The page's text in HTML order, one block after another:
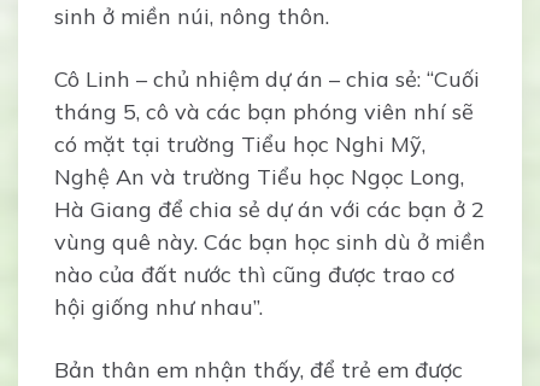
sinh ở miền núi, nông thôn.
Cô Linh – chủ nhiệm dự án – chia sẻ: “Cuối
tháng 5, cô và các bạn phóng viên nhí sẽ
có mặt tại trường Tiểu học Nghi Mỹ,
Nghệ An và trường Tiểu học Ngọc Long,
Hà Giang để chia sẻ dự án với các bạn ở 2
vùng quê này. Các bạn học sinh dù ở miền
nào của đất nước thì cũng được trao cơ
hội giống như nhau”.
Bản thân em nhận thấy, để trẻ em được